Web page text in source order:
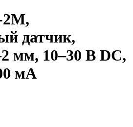
датчик,
мм, 10–30 В DC,
мА